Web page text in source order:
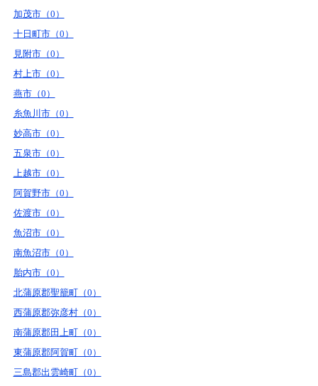
加茂市（0）
十日町市（0）
見附市（0）
村上市（0）
燕市（0）
糸魚川市（0）
妙高市（0）
五泉市（0）
上越市（0）
阿賀野市（0）
佐渡市（0）
魚沼市（0）
南魚沼市（0）
胎内市（0）
北蒲原郡聖籠町（0）
西蒲原郡弥彦村（0）
南蒲原郡田上町（0）
東蒲原郡阿賀町（0）
三島郡出雲崎町（0）